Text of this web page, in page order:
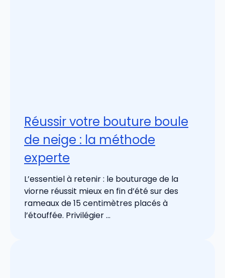
Réussir votre bouture boule
de neige : la méthode
experte
L’essentiel à retenir : le bouturage de la
viorne réussit mieux en fin d’été sur des
rameaux de 15 centimètres placés à
l’étouffée. Privilégier ...